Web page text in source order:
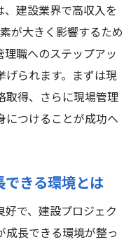
建設業界で高収入を
が大きく影響するため
職へのステップアッ
られます。まずは現
取得、さらに現場管理
につけることが成功へ
きる環境とは
で、建設プロジェク
成長できる環境が整っ